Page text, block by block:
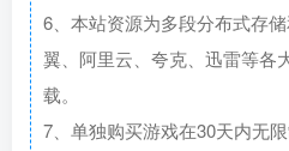
6、本站资源为多段分布式存
翼、阿里云、夸克、迅雷等各
载。
7、单独购买游戏在30天内无